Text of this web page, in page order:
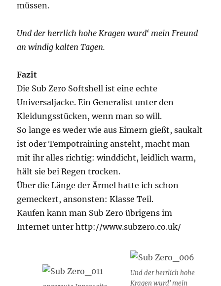
müssen.
Und der herrlich hohe Kragen wurd‘ mein Freund
an windig kalten Tagen.
Fazit
Die Sub Zero Softshell ist eine echte
Universaljacke. Ein Generalist unter den
Kleidungsstücken, wenn man so will.
So lange es weder wie aus Eimern gießt, saukalt
ist oder Tempotraining ansteht, macht man
mit ihr alles richtig: winddicht, leidlich warm,
hält sie bei Regen trocken.
Über die Länge der Ärmel hatte ich schon
gemeckert, ansonsten: Klasse Teil.
Kaufen kann man Sub Zero übrigens im
Internet unter http://www.subzero.co.uk/
Und der herrlich hohe
Kragen wurd' mein